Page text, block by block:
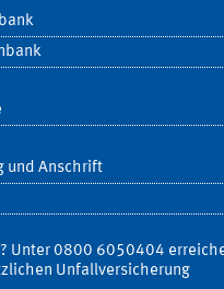
und Anschrift
Unter 0800 6050404
Unfallversicherung